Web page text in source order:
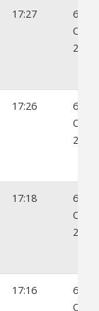
17:27
6.
2022
17:26
6.
2022
17:18
6.
2022
17:16
6.